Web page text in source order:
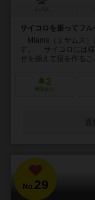
サイコロを振ってフ
Miams（ミヤムス）
す。 サイコロには様
せを揃えて役を作るこ
2
興味あり
No.29